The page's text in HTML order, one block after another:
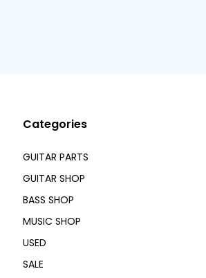
Categories
GUITAR PARTS
GUITAR SHOP
BASS SHOP
MUSIC SHOP
USED
SALE